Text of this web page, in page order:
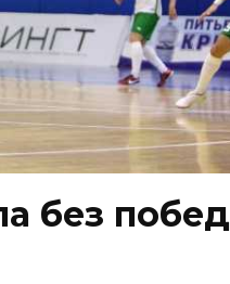
без побед